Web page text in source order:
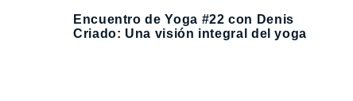
Encuentro de Yoga #22 con Denis
Criado: Una visión integral del yoga